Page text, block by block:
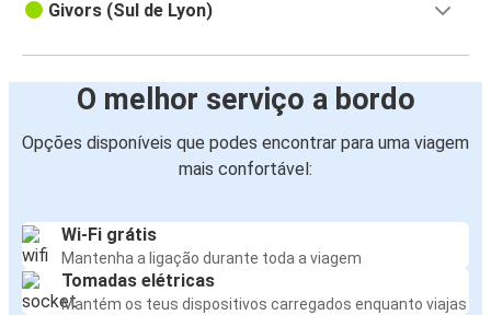
Givors (Sul de Lyon)
O melhor serviço a bordo
Opções disponíveis que podes encontrar para uma viagem
mais confortável:
Wi-Fi grátis
Mantenha a ligação durante toda a viagem
Tomadas elétricas
Mantém os teus dispositivos carregados enquanto viajas